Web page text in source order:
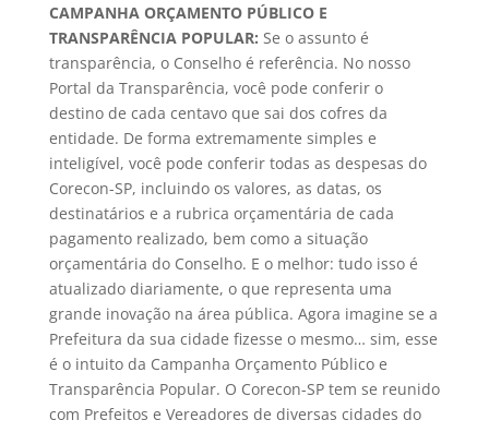
CAMPANHA ORÇAMENTO PÚBLICO E
TRANSPARÊNCIA POPULAR: Se o assunto é
transparência, o Conselho é referência. No nosso
Portal da Transparência, você pode conferir o
destino de cada centavo que sai dos cofres da
entidade. De forma extremamente simples e
inteligível, você pode conferir todas as despesas do
Corecon-SP, incluindo os valores, as datas, os
destinatários e a rubrica orçamentária de cada
pagamento realizado, bem como a situação
orçamentária do Conselho. E o melhor: tudo isso é
atualizado diariamente, o que representa uma
grande inovação na área pública. Agora imagine se a
Prefeitura da sua cidade fizesse o mesmo… sim, esse
é o intuito da Campanha Orçamento Público e
Transparência Popular. O Corecon-SP tem se reunido
com Prefeitos e Vereadores de diversas cidades do